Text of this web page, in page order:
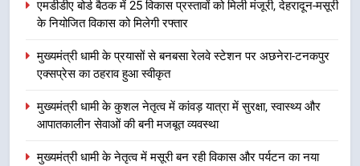
एमडीडीए बोर्ड बैठक में 25 विकास प्रस्तावों
को मिली मंजूरी, देहरादून-मसूरी के
नियोजित विकास को मिलेगी रफ्तार
उत्तराखंड
मुख्यमंत्री धामी के प्रयासों से बनबसा रेलवे
स्टेशन पर अछनेरा-टनकपुर एक्सप्रेस का
ठहराव हुआ स्वीकृत
उत्तराखंड
एमडीडीए बोर्ड बैठक में 25 विकास प्रस्तावों को मिली मंजूरी, देहरादून-मसूरी
के नियोजित विकास को मिलेगी रफ्तार
मुख्यमंत्री धामी के प्रयासों से बनबसा रेलवे स्टेशन पर अछनेरा-टनकपुर
एक्सप्रेस का ठहराव हुआ स्वीकृत
मुख्यमंत्री धामी के कुशल नेतृत्व में कांवड़ यात्रा में सुरक्षा, स्वास्थ्य और
आपातकालीन सेवाओं की बनी मजबूत व्यवस्था
मुख्यमंत्री धामी के नेतृत्व में मसूरी बन रही विकास और पर्यटन का नया